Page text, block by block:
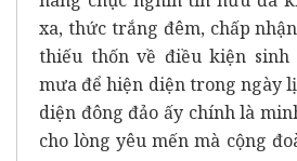
xa, thức trắng đêm, chấp
thiếu thốn về điều kiện
mưa để hiện diện trong ngày
diện đông đảo ấy chính là
cho lòng yêu mến mà cộng